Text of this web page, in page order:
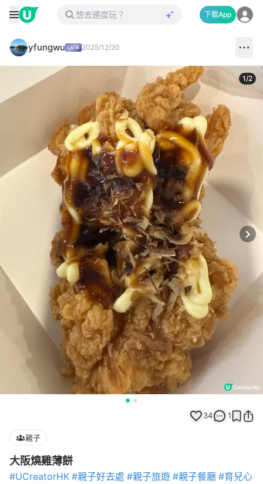
下載App
yfungwu 2025/12/20
1/2
34 1
親子
大阪燒雞薄餅
#UCreatorHK #親子好去處 #親子旅遊 #親子餐廳 #育兒心